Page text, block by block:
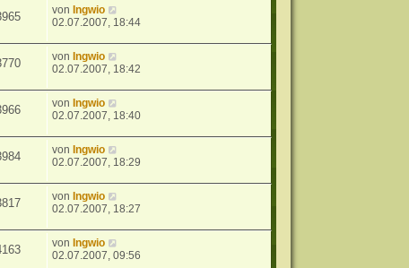
von Ingwio
02.07.2007, 18:44
von Ingwio
02.07.2007, 18:42
von Ingwio
02.07.2007, 18:40
von Ingwio
02.07.2007, 18:29
von Ingwio
02.07.2007, 18:27
von Ingwio
02.07.2007, 09:56